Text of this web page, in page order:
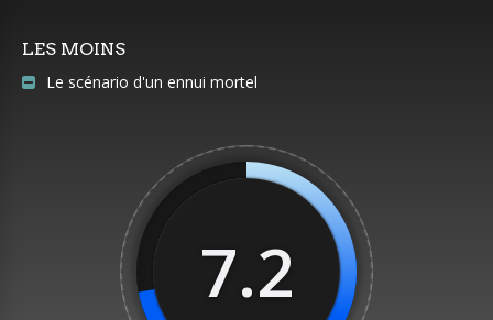
LES MOINS
Le scénario d'un ennui mortel
7.2